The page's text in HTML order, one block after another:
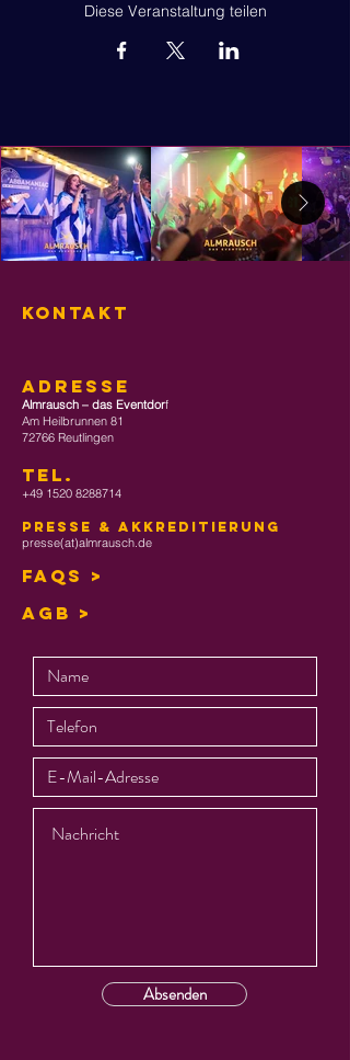
Diese Veranstaltung teilen
KONTAKT
ADRESSE
Almrausch – das Eventdorf
Am Heilbrunnen 81
72766 Reutlingen
TEL .
+49 1520 8288714
Presse & Akkreditierung
presse(at)almrausch.de
FAQs >
AGB >
Absenden